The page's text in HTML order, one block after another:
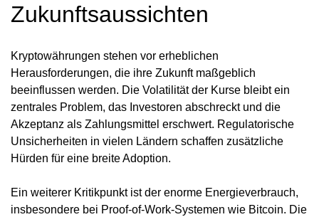
Zukunftsaussichten
Kryptowährungen stehen vor erheblichen
Herausforderungen, die ihre Zukunft maßgeblich
beeinflussen werden. Die Volatilität der Kurse bleibt ein
zentrales Problem, das Investoren abschreckt und die
Akzeptanz als Zahlungsmittel erschwert. Regulatorische
Unsicherheiten in vielen Ländern schaffen zusätzliche
Hürden für eine breite Adoption.
Ein weiterer Kritikpunkt ist der enorme Energieverbrauch,
insbesondere bei Proof-of-Work-Systemen wie Bitcoin. Die